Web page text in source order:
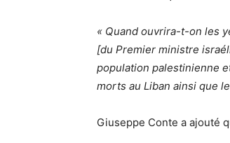
« Quand ouvrira-t-on les
[du Premier ministre
population palestinienne
morts au Liban ainsi que
Giuseppe Conte a ajouté